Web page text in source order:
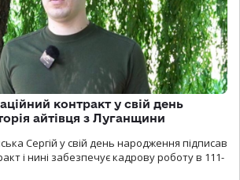
контракт у свій день
айтівця з Луганщини
Сергій у свій день народження підписав
і нині забезпечує кадрову роботу в 111-